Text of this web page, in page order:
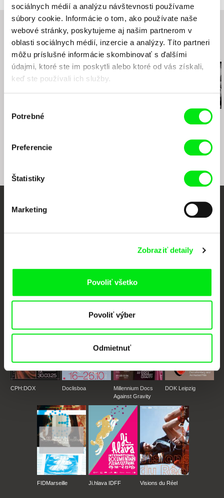
sociálnych médií a analýzu návštevnosti používame
súbory cookie. Informácie o tom, ako používate naše
webové stránky, poskytujeme aj našim partnerom v
oblasti sociálnych médií, inzercie a analýzy. Títo partneri
môžu príslušné informácie skombinovať s ďalšími
údajmi, ktoré ste im poskytli alebo ktoré od vás získali,
keď ste používali ich služby.
súhlasu
Potrebné
Preferencie
Štatistiky
Marketing
Zobraziť detaily
Povoliť všetko
Povoliť výber
Odmietnuť
811 09 Bratislava
Slovensko
web: http://www.asfk.sk/
e-mail:asfk@asfk.sk
Súvisiace filmy (20)
Dušan Hanák Štefan Uher
Slnko v sieti
Portál DAFilms vznikol vďaka tvorivej spolupráci siedmich významných
európskych festivalov dokumentárneho filmu združených pod Doc Alliance.
CPH:DOX Doclisboa
Millennium Docs
Against Gravity
DOK Leipzig
FIDMarseille Ji.hlava IDFF Visions du Réel